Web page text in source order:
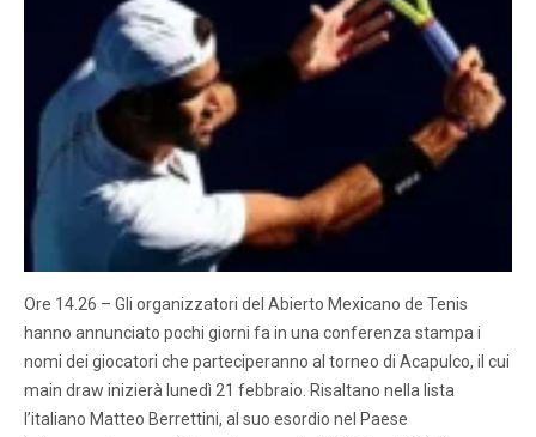
Ore 14.26 – Gli organizzatori del Abierto Mexicano de Tenis
hanno annunciato pochi giorni fa in una conferenza stampa i
nomi dei giocatori che parteciperanno al torneo di Acapulco, il cui
main draw inizierà lunedì 21 febbraio. Risaltano nella lista
l’italiano Matteo Berrettini, al suo esordio nel Paese